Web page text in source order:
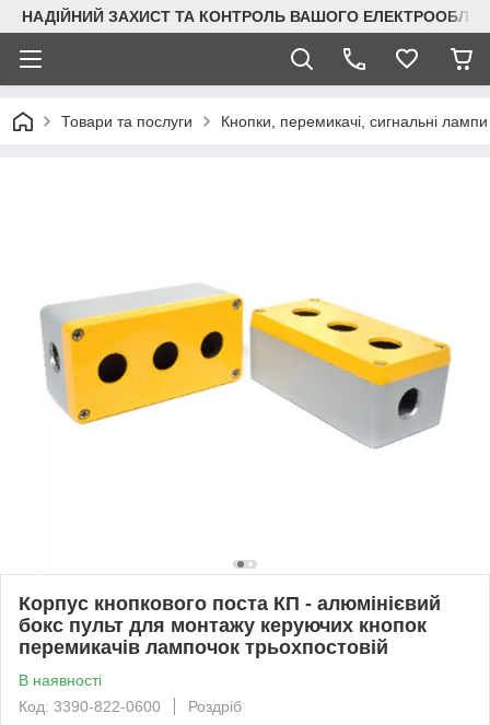
НАДІЙНИЙ ЗАХИСТ ТА КОНТРОЛЬ ВАШОГО
Товари та послуги Кнопки, перемикачі, сигнальні лампи
Корпус кнопкового поста КП - алюмінієвий
бокс пульт для монтажу керуючих кнопок
перемикачів лампочок трьохпостовій
В наявності
Код: 3390-822-0600
Роздріб